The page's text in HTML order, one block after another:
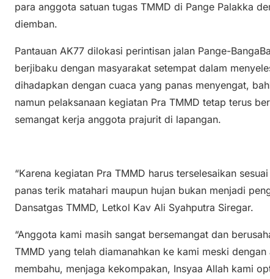
para anggota satuan tugas TMMD di Pange Palakka
diemban.
Pantauan AK77 dilokasi perintisan jalan Pange-
berjibaku dengan masyarakat setempat dalam
dihadapkan dengan cuaca yang panas menyengat,
namun pelaksanaan kegiatan Pra TMMD tetap terus
semangat kerja anggota prajurit di lapangan.
“Karena kegiatan Pra TMMD harus terselesaikan
panas terik matahari maupun hujan bukan menjadi
Dansatgas TMMD, Letkol Kav Ali Syahputra Siregar.
“Anggota kami masih sangat bersemangat dan
TMMD yang telah diamanahkan ke kami meski
membahu, menjaga kekompakan, Insyaa Allah kami